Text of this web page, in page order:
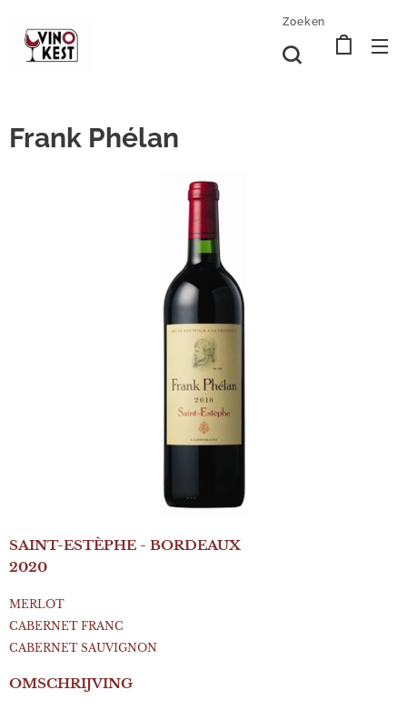
Zoeken
Frank Phélan
SAINT-ESTÈPHE - BORDEAUX
2020
MERLOT
CABERNET FRANC
CABERNET SAUVIGNON
OMSCHRIJVING